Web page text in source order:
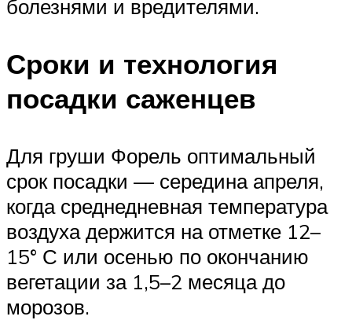
болезнями и вредителями.
Сроки и технология
посадки саженцев
Для груши Форель оптимальный
срок посадки — середина апреля,
когда среднедневная температура
воздуха держится на отметке 12–
15° С или осенью по окончанию
вегетации за 1,5–2 месяца до
морозов.